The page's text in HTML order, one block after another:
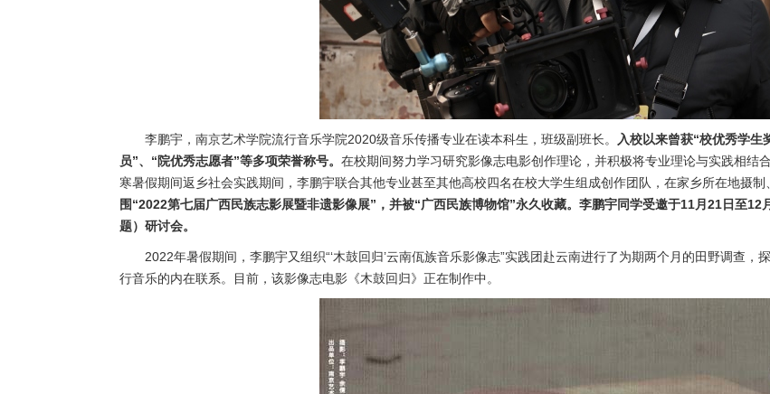
李鹏宇，南京艺术学院流行音乐学院2020级音乐传播专业在读本科生，班级副班长。
入校以来曾获“校优秀学生
员”、“院优秀志愿者”等多项荣誉称号。 在校期间努力学习研究影像志电影创作理论，并积极将专业理论与实践相
寒暑假期间返乡社会实践期间，李鹏宇联合其他专业甚至其他高校四名在校大学生组成创作团队，在家乡所在地摄
围“2022第七届广西民族志影展暨非遗影像展”，并被“广西民族博物馆”永久收藏。李鹏宇同学受邀于11月21日至
题）研讨会。
2022年暑假期间，李鹏宇又组织“‘木鼓回归’云南佤族音乐影像志”实践团赴云南进行了为期两个月的田野调查
行音乐的内在联系。目前，该影像志电影《木鼓回归》正在制作中。